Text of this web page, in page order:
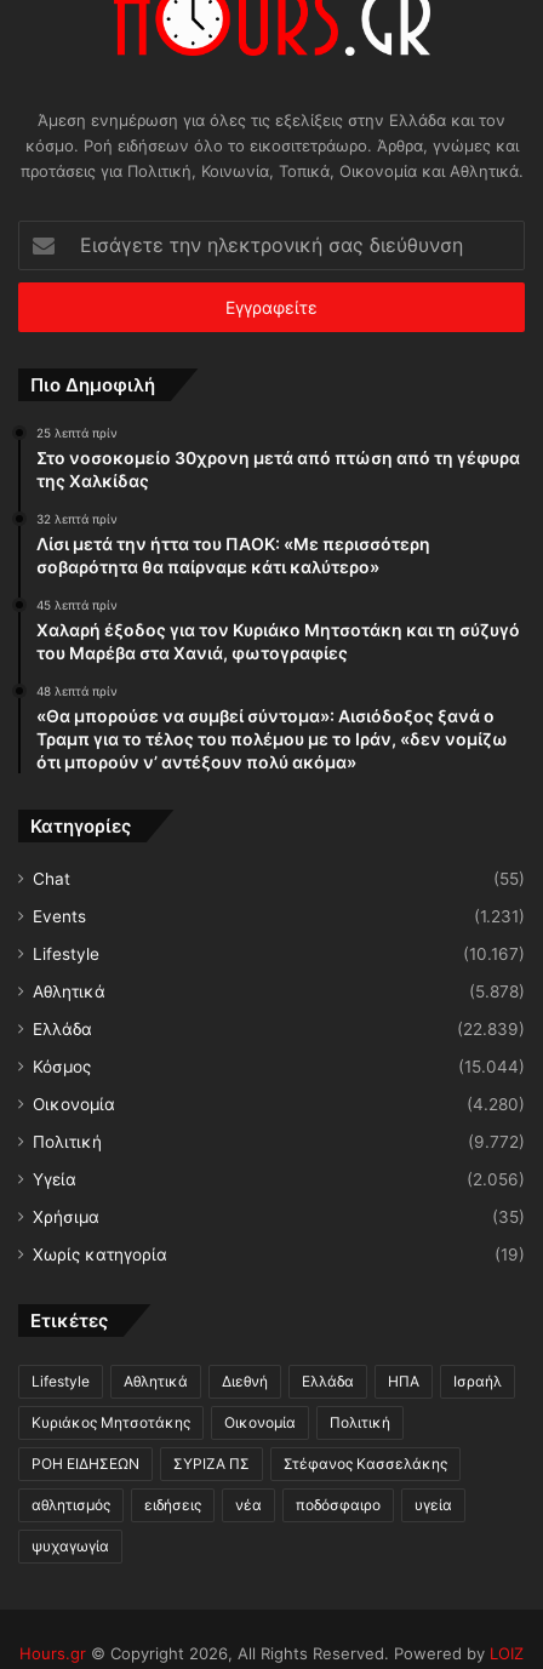
Άμεση ενημέρωση για όλες τις εξελίξεις στην Ελλάδα και τον
κόσμο. Ροή ειδήσεων όλο το εικοσιτετράωρο. Άρθρα, γνώμες και
προτάσεις για Πολιτική, Κοινωνία, Τοπικά, Οικονομία και Αθλητικά.
την
ηλεκτρονική
διεύθυνση
Πιο Δημοφιλή
25 λεπτά πρίν
Στο νοσοκομείο 30χρονη μετά από πτώση από τη γέφυρα
της Χαλκίδας
32 λεπτά πρίν
Λίσι μετά την ήττα του ΠΑΟΚ: «Με περισσότερη
σοβαρότητα θα παίρναμε κάτι καλύτερο»
45 λεπτά πρίν
Χαλαρή έξοδος για τον Κυριάκο Μητσοτάκη και τη σύζυγό
του Μαρέβα στα Χανιά, φωτογραφίες
48 λεπτά πρίν
«Θα μπορούσε να συμβεί σύντομα»: Αισιόδοξος ξανά ο
Τραμπ για το τέλος του πολέμου με το Ιράν, «δεν νομίζω
ότι μπορούν ν’ αντέξουν πολύ ακόμα»
Κατηγορίες
Chat
(55)
Events
(1.231)
Lifestyle
(10.167)
Αθλητικά
(5.878)
Ελλάδα
(22.839)
Κόσμος
(15.044)
Οικονομία
(4.280)
Πολιτική
(9.772)
Υγεία
(2.056)
Χρήσιμα
(35)
Χωρίς κατηγορία
(19)
Ετικέτες
Lifestyle Αθλητικά Διεθνή Ελλάδα ΗΠΑ Ισραήλ
Κυριάκος Μητσοτάκης Οικονομία Πολιτική
ΡΟΗ ΕΙΔΗΣΕΩΝ ΣΥΡΙΖΑ ΠΣ Στέφανος Κασσελάκης
αθλητισμός ειδήσεις νέα ποδόσφαιρο υγεία
ψυχαγωγία
Hours.gr © Copyright 2026, All Rights Reserved. Powered by LOIZ